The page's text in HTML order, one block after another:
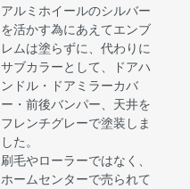
アルミホイールのシルバー
を活かす為にあえてエンブ
レムは塗らずに、代わりに
サブカラーとして、ドアハ
ンドル・ドアミラーカバ
ー・前後バンパー、天井を
フレンチグレーで塗装しま
した。
刷毛やローラーではなく、
ホームセンターで売られて